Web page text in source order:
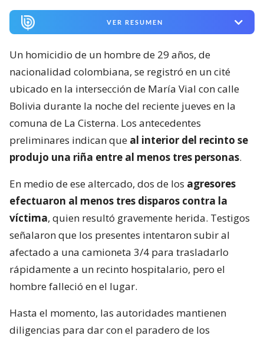
VER RESUMEN
Un homicidio de un hombre de 29 años, de
nacionalidad colombiana, se registró en un cité
ubicado en la intersección de María Vial con calle
Bolivia durante la noche del reciente jueves en la
comuna de La Cisterna. Los antecedentes
preliminares indican que al interior del recinto se
produjo una riña entre al menos tres personas.
En medio de ese altercado, dos de los agresores
efectuaron al menos tres disparos contra la
víctima, quien resultó gravemente herida. Testigos
señalaron que los presentes intentaron subir al
afectado a una camioneta 3/4 para trasladarlo
rápidamente a un recinto hospitalario, pero el
hombre falleció en el lugar.
Hasta el momento, las autoridades mantienen
diligencias para dar con el paradero de los